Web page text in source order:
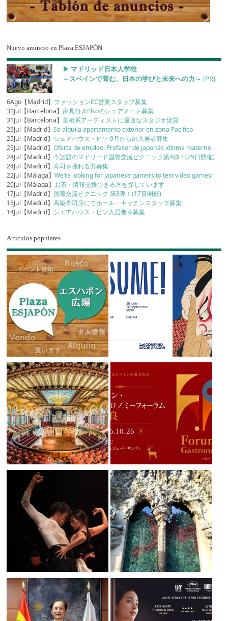
Nuevo anuncio en Plaza ESJAPÓN
▶︎ マドリッド日本人学校
～スペインで育む、日本の学びと未来への力～ [PR]
6Ago【Madrid】 ファッションEC営業スタッフ募集
31Jul【Barcelona】家具付きPisoのシェアメート募集
31Jul【Barcelona】美術系アーティストに最適なスタジオ賃貸
25Jul【Madrid】Se alquila apartamento exterior en zona Pacifico
25Jul【Madrid】 シェアハウス・ピソ 9月からの入居者募集
25Jul【Madrid】Oferta de empleo: Profesor de japonés idioma materno
24Jul【Madrid】今話題のマドリード国際交流ピクニック第4弾！(25日開催)
24Jul【Madrid】寿司を握れる方募集
22Jul【Málaga】We’re looking for Japanese gamers to test video games!
20Jul【Málaga】 お茶・情報交換できる方を探しています
17Jul【Madrid】 国際交流ピクニック 第3弾！(17日開催)
15Jul【Madrid】高級寿司店にてホール・キッチンスタッフ募集
14Jul【Madrid】 シェアハウス・ピソ入居者を募集
Artículos populares